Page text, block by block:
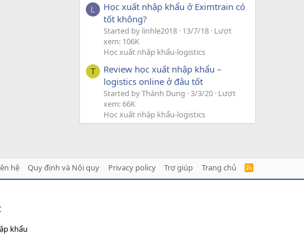
L
Học xuất nhập khẩu ở Eximtrain có
tốt không?
Started by linhle2018 13/7/18 Lượt
xem: 106K
Học xuất nhập khẩu-logistics
T
Review học xuất nhập khẩu –
logistics online ở đâu tốt
Started by Thành Dung 3/3/20 Lượt
xem: 66K
Học xuất nhập khẩu-logistics
hệ Quy định và Nội quy Privacy policy Trợ giúp Trang chủ
R
khẩu